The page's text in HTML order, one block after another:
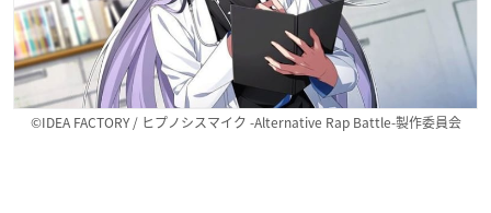
©IDEA FACTORY / ヒプノシスマイク -Alternative Rap Battle-製作委員会